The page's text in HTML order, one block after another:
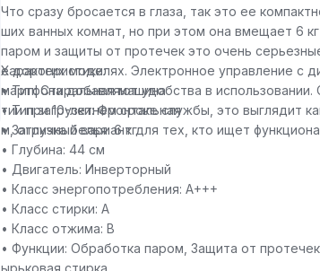
Что сразу бросается в глаза, так это ее
ших ванных комнат, но при этом она вмещает 6
паром и защиты от протечек это очень
е дорогих моделях. Электронное управление с
мартфона добавляют удобства в
тии при 10-летнем сроке службы, это выглядит
м, отличный вариант для тех, кто ищет
Характеристики:
• Тип: Стиральная машина
• Тип загрузки: Фронтальная
• Загрузка белья: 6 кг
• Глубина: 44 см
• Двигатель: Инверторный
• Класс энергопотребления: A+++
• Класс стирки: A
• Класс отжима: B
• Функции: Обработка паром, Защита от
ырьковая стирка